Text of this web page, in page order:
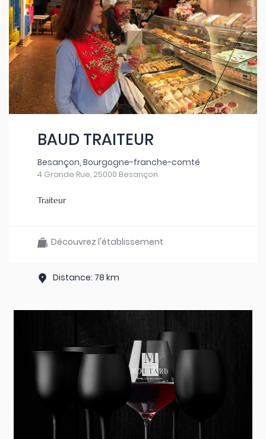
BAUD TRAITEUR
Besançon, Bourgogne-franche-comté
4 Grande Rue, 25000 Besançon
Traiteur
Découvrez l'établissement
Distance: 78 km